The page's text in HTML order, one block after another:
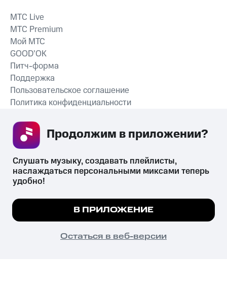
СКАЧАТЬ ПРИЛОЖЕНИЕ
MTС Live
MTС Premium
Мой МТС
GOOD’OK
Питч-форма
Поддержка
Пользовательское соглашение
Политика конфиденциальности
психотропных веществ, их аналогов причиняет вред здоровью,
их незаконный оборот запрещён и влечёт установленную
законодательством ответственность.
© 2026 ООО «КИОН».
Все права защищены
Мы используем куки, чтобы на сайте все
Подробнее
ПОНЯТНО
Слушать музыку, создавать плейлисты,
наслаждаться персональными миксами теперь
удобно!
В ПРИЛОЖЕНИЕ
Остаться в веб-версии